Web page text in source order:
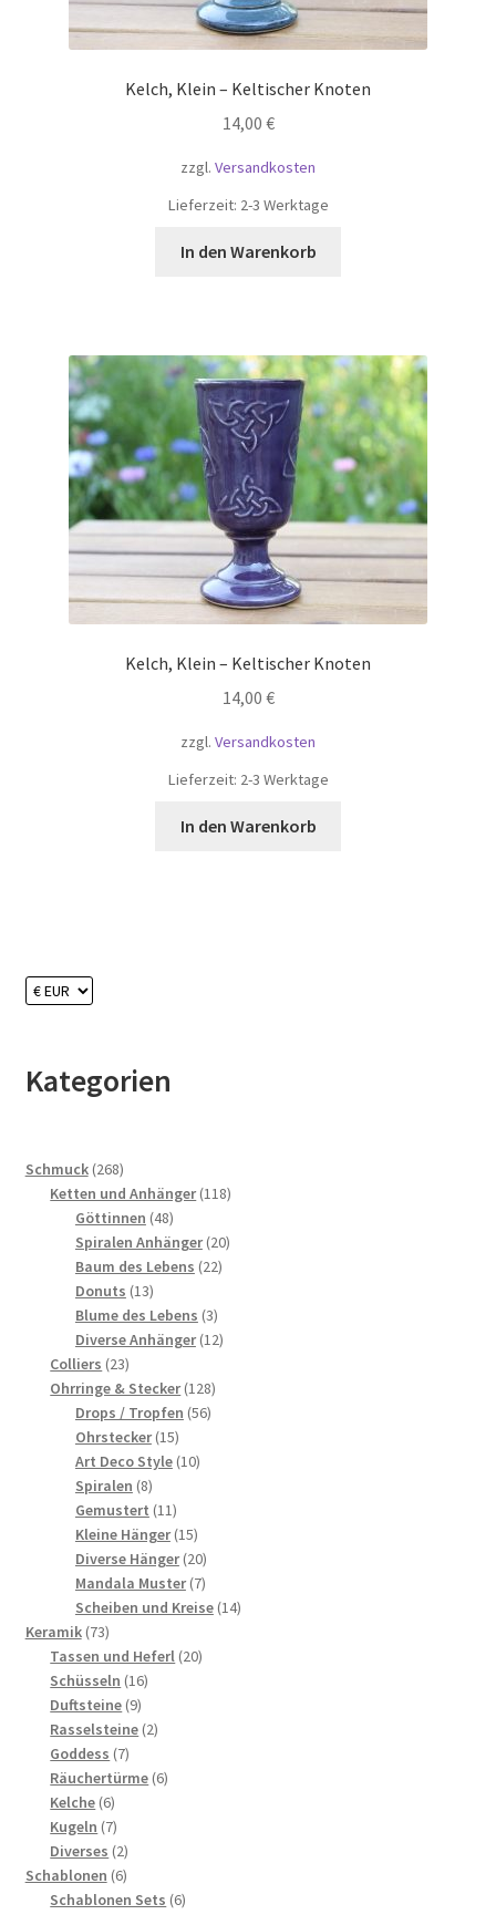
Kelch, Klein – Keltischer Knoten
14,00 €
zzgl. Versandkosten
Lieferzeit: 2-3 Werktage
In den Warenkorb
Kelch, Klein – Keltischer Knoten
14,00 €
zzgl. Versandkosten
Lieferzeit: 2-3 Werktage
In den Warenkorb
Kategorien
Schmuck 268268
Produkte
Ketten und Anhänger 118118
Göttinnen 4848
Produkte
Spiralen Anhänger 2020
Baum des Lebens 2222
Donuts 1313
Produkte
Blume des Lebens 33
Produkte
Diverse Anhänger 1212
Colliers 2323
Produkte
Ohrringe & Stecker 128128
Drops / Tropfen 5656
Ohrstecker 1515
Produkte
Art Deco Style 1010
Spiralen 88
Produkte
Gemustert 1111
Produkte
Kleine Hänger 1515
Produkte
Diverse Hänger 2020
Produkte
Mandala Muster 77
Produkte
Scheiben und Kreise 1414
Keramik 7373
Produkte
Tassen und Heferl 2020
Schüsseln 1616
Duftsteine 99
Produkte
Rasselsteine 22
Goddess 77
Produkte
Räuchertürme 66
Kelche 66
Produkte
Kugeln 77
Produkte
Diverses 22
Produkte
Schablonen 66
Produkte
Schablonen Sets 66